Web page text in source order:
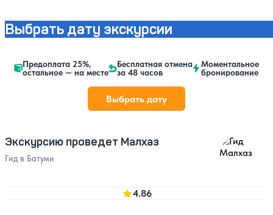
Выбрать дату экскурсии
Предоплата 25%,
остальное — на месте
Бесплатная отмена
за 48 часов
Моментальное
бронирование
Выбрать дату
Экскурсию проведет Малхаз
Гид в Батуми
4.86